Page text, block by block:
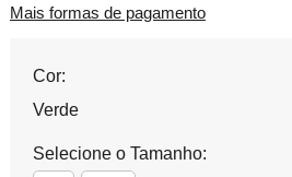
Mais formas de pagamento
Cor:
Verde
Selecione o Tamanho: